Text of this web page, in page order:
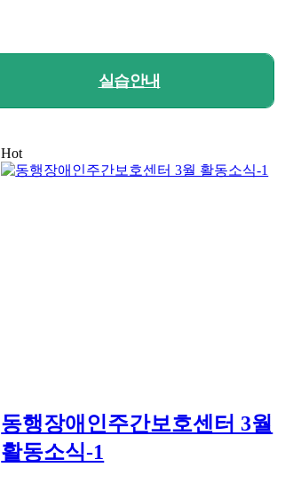
실습안내
Hot
동행장애인주간보호센터 3월
활동소식-1